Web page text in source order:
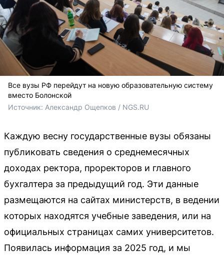
Все вузы РФ перейдут на новую образовательную систему
вместо Болонской
Источник: Александр Ощепков / NGS.RU
Каждую весну государственные вузы обязаны
публиковать сведения о среднемесячных
доходах ректора, проректоров и главного
бухгалтера за предыдущий год. Эти данные
размещаются на сайтах министерств, в ведении
которых находятся учебные заведения, или на
официальных страницах самих университетов.
Появилась информация за 2025 год, и мы